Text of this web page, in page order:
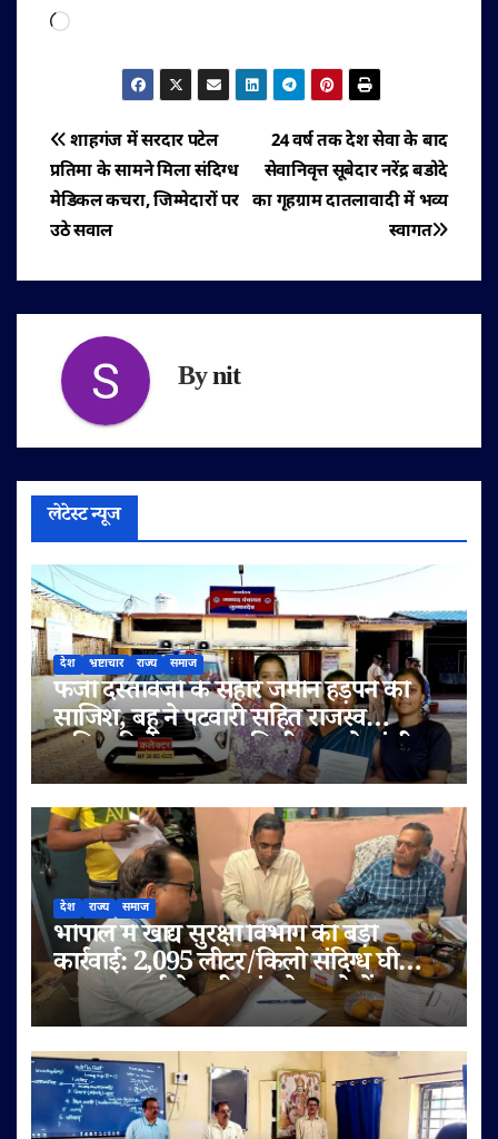
Loading…
पोस्ट
नेविगेशन
24 वर्ष तक देश सेवा के बाद
सेवानिवृत्त सूबेदार नरेंद्र बडोदे
का गृहग्राम दातलावादी में भव्य
स्वागत
शाहगंज में सरदार पटेल
प्रतिमा के सामने मिला संदिग्ध
मेडिकल कचरा, जिम्मेदारों पर
उठे सवाल
Bynit
लेटेस्ट न्यूज
देश भ्रष्टाचार राज्य समाज
फर्जी दस्तावेजों के सहारे जमीन हड़पने की
साजिश, बहू ने पटवारी सहित राजस्व
अधिकारियों पर लगाए मिलीभगत के गंभीर
आरोप
देश राज्य समाज
भोपाल में खाद्य सुरक्षा विभाग की बड़ी
कार्रवाई: 2,095 लीटर/किलो संदिग्ध घी
जब्त, सप्लाई चेन भी जांच के दायरे में